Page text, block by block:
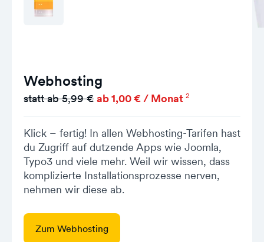
Webhosting
statt ab 5,99 € ab 1,00 € / Monat 2
Klick – fertig! In allen Webhosting-Tarifen hast
du Zugriff auf dutzende Apps wie Joomla,
Typo3 und viele mehr. Weil wir wissen, dass
komplizierte Installationsprozesse nerven,
nehmen wir diese ab.
Zum Webhosting